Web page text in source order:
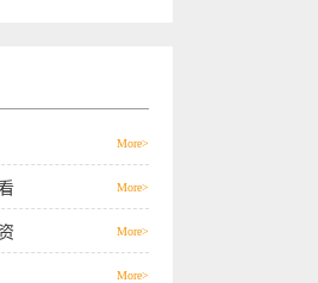
More>
More>
More>
More>